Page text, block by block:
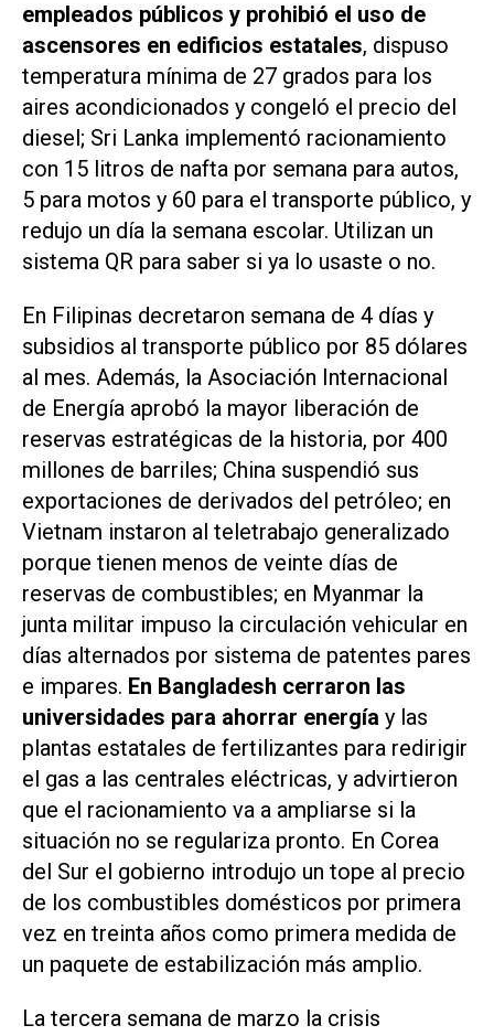
empleados públicos y prohibió el uso de
ascensores en edificios estatales, dispuso
temperatura mínima de 27 grados para los
aires acondicionados y congeló el precio del
diesel; Sri Lanka implementó racionamiento
con 15 litros de nafta por semana para autos,
5 para motos y 60 para el transporte público, y
redujo un día la semana escolar. Utilizan un
sistema QR para saber si ya lo usaste o no.
En Filipinas decretaron semana de 4 días y
subsidios al transporte público por 85 dólares
al mes. Además, la Asociación Internacional
de Energía aprobó la mayor liberación de
reservas estratégicas de la historia, por 400
millones de barriles; China suspendió sus
exportaciones de derivados del petróleo; en
Vietnam instaron al teletrabajo generalizado
porque tienen menos de veinte días de
reservas de combustibles; en Myanmar la
junta militar impuso la circulación vehicular en
días alternados por sistema de patentes pares
e impares. En Bangladesh cerraron las
universidades para ahorrar energía y las
plantas estatales de fertilizantes para redirigir
el gas a las centrales eléctricas, y advirtieron
que el racionamiento va a ampliarse si la
situación no se regulariza pronto. En Corea
del Sur el gobierno introdujo un tope al precio
de los combustibles domésticos por primera
vez en treinta años como primera medida de
un paquete de estabilización más amplio.
La tercera semana de marzo la crisis